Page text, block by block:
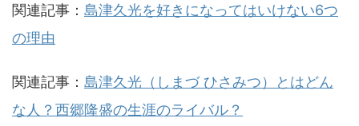
関連記事： 島津久光を好きになってはいけない6つ
の理由
関連記事： 島津久光（しまづ ひさみつ）とはどん
な人？西郷隆盛の生涯のライバル？